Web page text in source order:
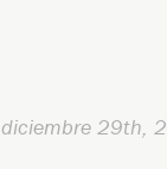
diciembre 29th,